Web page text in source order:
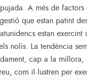
A més de factors
que estan patint
estan exercint
nolis. La tendència
cap a la millora,
com il·lustren per